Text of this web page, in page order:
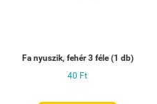
Fa nyuszik, fehér 3 féle (1 db)
40 Ft